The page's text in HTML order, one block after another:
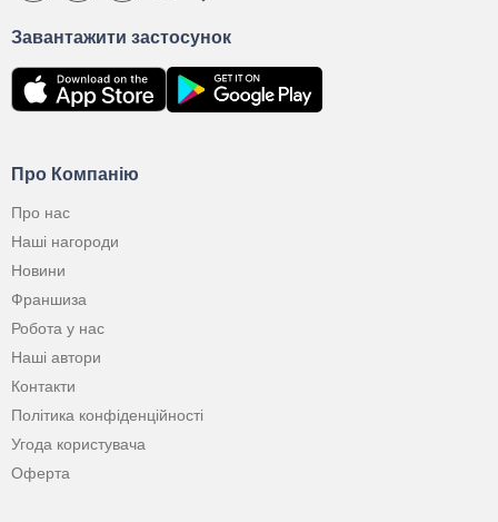
Про Компанію
Про нас
Наші нагороди
Новини
Франшиза
Робота у нас
Наші автори
Контакти
Політика конфіденційності
Угода користувача
Оферта
Завантажити застосунок